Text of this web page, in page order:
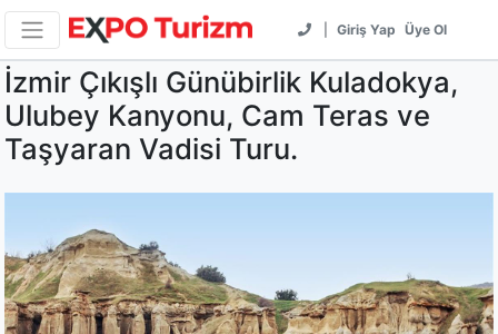
Giriş Yap Üye Ol
İzmir Çıkışlı Günübirlik Kuladokya,
Ulubey Kanyonu, Cam Teras ve
Taşyaran Vadisi Turu.